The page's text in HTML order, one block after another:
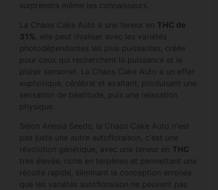
surprendra même les connaisseurs.
La Chaos Cake Auto a une teneur en THC de
31% , elle peut rivaliser avec les variétés
photodépendantes les plus puissantes, créée
pour ceux qui recherchent la puissance et le
plaisir sensoriel. La Chaos Cake Auto a un effet
euphorique, cérébral et exaltant, produisant une
sensation de béatitude, puis une relaxation
physique.
Selon Anesia Seeds, la Chaos Cake Auto n'est
pas juste une autre autofloraison, c'est une
révolution génétique, avec une teneur en THC
très élevée, riche en terpènes et permettant une
récolte rapide, éliminant la conception erronée
que les variétés autofloraison ne peuvent pas